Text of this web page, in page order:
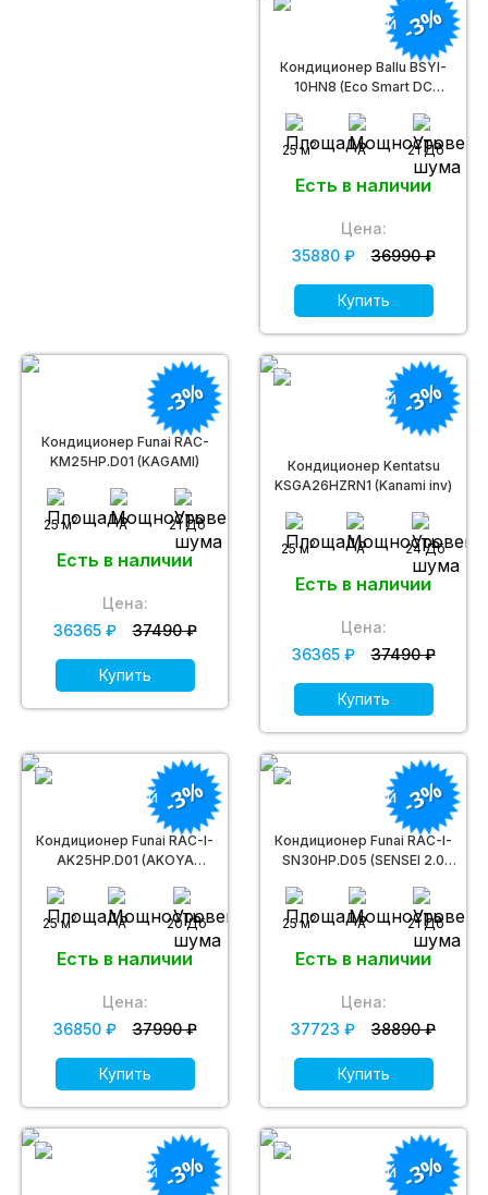
Кондиционер Ballu BSYI-
10HN8 (Eco Smart DC
25 м2 A 21 Дб
Есть в наличии
-3%
Цена:
35880 ₽
36990 ₽
Купить
Кондиционер Funai RAC-
KM25HP.D01 (KAGAMI)
25 м2 A 21 Дб
Есть в наличии
-3%
Цена:
36365 ₽
37490 ₽
Купить
Кондиционер Kentatsu
KSGA26HZRN1 (Kanami inv)
25 м2 A 24 Дб
Есть в наличии
-3%
Цена:
36365 ₽
37490 ₽
Купить
Кондиционер Funai RAC-I-
AK25HP.D01 (AKOYA
25 м2 A 20 Дб
Есть в наличии
-3%
Цена:
36850 ₽
37990 ₽
Купить
Кондиционер Funai RAC-I-
SN30HP.D05 (SENSEI 2.0
25 м2 A 21 Дб
Есть в наличии
-3%
Цена:
37723 ₽
38890 ₽
Купить
-3% -3%